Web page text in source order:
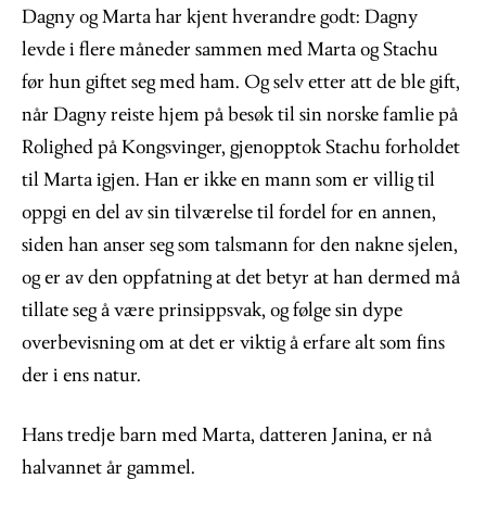
Dagny og Marta har kjent hverandre godt: Dagny
levde i flere måneder sammen med Marta og Stachu
før hun giftet seg med ham. Og selv etter att de ble gift,
når Dagny reiste hjem på besøk til sin norske famlie på
Rolighed på Kongsvinger, gjenopptok Stachu forholdet
til Marta igjen. Han er ikke en mann som er villig til
oppgi en del av sin tilværelse til fordel for en annen,
siden han anser seg som talsmann for den nakne sjelen,
og er av den oppfatning at det betyr at han dermed må
tillate seg å være prinsippsvak, og følge sin dype
overbevisning om at det er viktig å erfare alt som fins
der i ens natur.
Hans tredje barn med Marta, datteren Janina, er nå
halvannet år gammel.